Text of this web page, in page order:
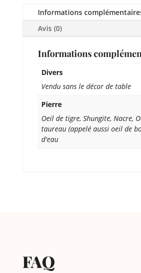
Informations
Avis (0)
Informations
Divers
Vendu sans le décor de table
Pierre
Oeil de tigre, Shungite, Nacre,
taureau (appelé aussi oeil de
d'eau
FAQ